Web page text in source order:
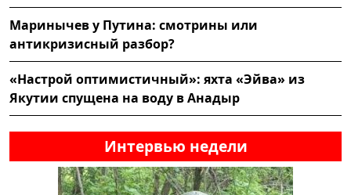
Маринычев у Путина: смотрины или
антикризисный разбор?
«Настрой оптимистичный»: яхта «Эйва» из
Якутии спущена на воду в Анадыр
Интервью недели